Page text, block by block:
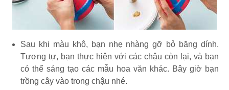
Sau khi màu khô, bạn nhẹ nhàng gỡ bỏ băng dính.
Tương tự, bạn thực hiện với các chậu còn lại, và bạn
có thể sáng tạo các mẫu hoa văn khác. Bây giờ bạn
trồng cây vào trong chậu nhé.